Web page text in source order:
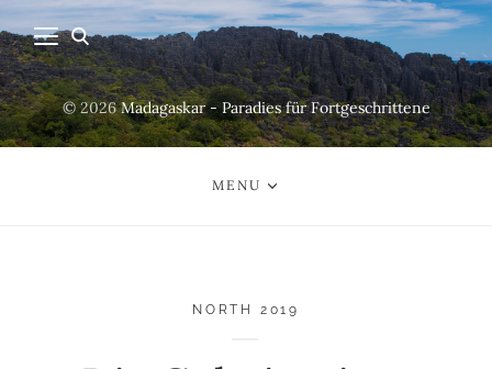
© 2026Madagaskar - Paradies für Fortgeschrittene
MENU
NORTH 2019